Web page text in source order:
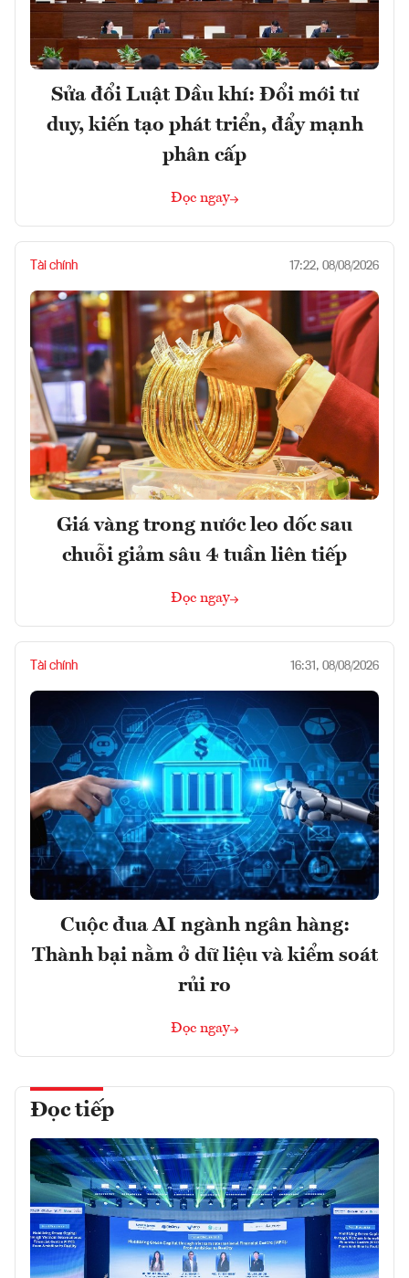
Sửa đổi Luật Dầu khí: Đổi mới tư
duy, kiến tạo phát triển, đẩy mạnh
phân cấp
Đọc ngay
Tài chính 17:22, 08/08/2026
Giá vàng trong nước leo dốc sau
chuỗi giảm sâu 4 tuần liên tiếp
Đọc ngay
Tài chính 16:31, 08/08/2026
Cuộc đua AI ngành ngân hàng:
Thành bại nằm ở dữ liệu và kiểm soát
rủi ro
Đọc ngay
Đọc tiếp